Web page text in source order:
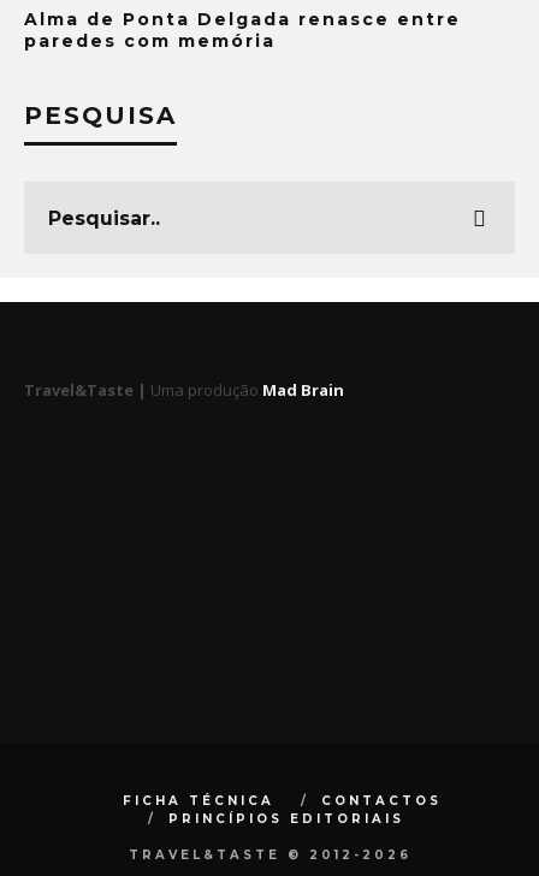
Alma de Ponta Delgada renasce entre
paredes com memória
PESQUISA
Travel&Taste | Uma produção Mad Brain
FICHA TÉCNICA
CONTACTOS
PRINCÍPIOS EDITORIAIS
TRAVEL&TASTE © 2012-2026